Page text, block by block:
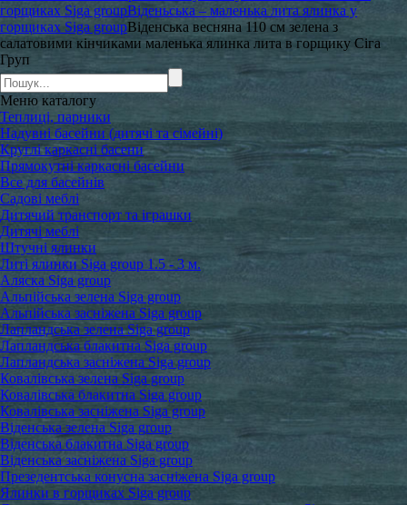
горщиках Siga groupВіденьська – маленька лита ялинка у
горщиках Siga groupВіденська весняна 110 см зелена з
салатовими кінчиками маленька ялинка лита в горщику Сіга
Груп
Меню каталогу
Теплиці, парники
Надувні басейни (дитячі та сімейні)
Круглі каркасні басени
Прямокутні каркасні басейни
Все для басейнів
Садові меблі
Дитячий транспорт та іграшки
Дитячі меблі
Штучні ялинки
Литі ялинки Siga group 1.5 - 3 м.
Аляска Siga group
Альпійська зелена Siga group
Альпійська засніжена Siga group
Лапландська зелена Siga group
Лапландська блакитна Siga group
Лапландська засніжена Siga group
Ковалівська зелена Siga group
Ковалівська блакитна Siga group
Ковалівська засніжена Siga group
Віденська зелена Siga group
Віденська блакитна Siga group
Віденська засніжена Siga group
Презедентська конусна засніжена Siga group
Ялинки в горщиках Siga group